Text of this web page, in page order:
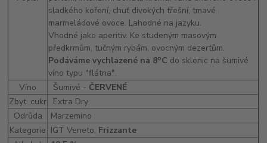
sladkého koření, chuť divokých třešní, tmavé
marmeládové ovoce. Lahodné na jazyku.
Vhodné jako aperitiv. Ke studeným masovým
předkrmům, tučným rybám, ovocným dezertům.
Podáváme vychlazené na 8oC do sklenic na šumivé
víno typu "flátna".
Víno
Šumivé - ČERVENÉ
Zbyt. cukr
Extra Dry
Odrůda
Marzemino
Kategorie IGT Veneto, Frizzante